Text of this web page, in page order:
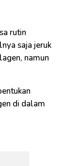
rutin
saja jeruk
namun
di dalam